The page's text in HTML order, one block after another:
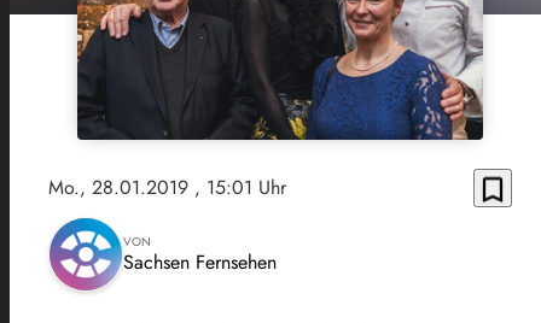
Mo., 28.01.2019 , 15:01 Uhr bookmark_border
VON
Sachsen Fernsehen